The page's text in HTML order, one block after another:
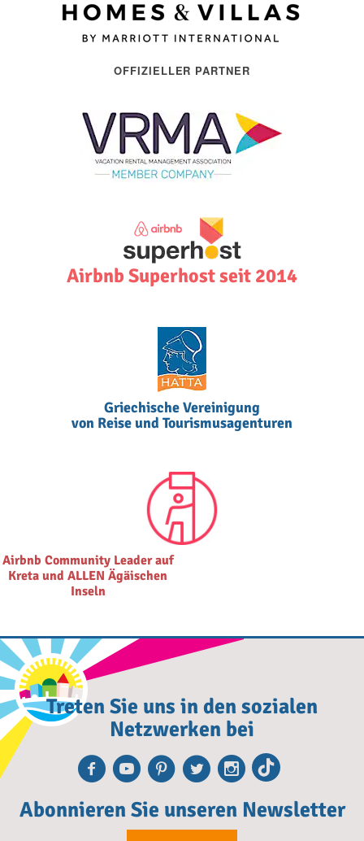
OFFIZIELLER PARTNER
Airbnb Superhost seit 2014
Griechische Vereinigung
von Reise und Tourismusagenturen
Airbnb Community Leader auf
Kreta und ALLEN Ägäischen
Inseln
Treten Sie uns in den sozialen
Netzwerken bei
Facebook
Youtube
Pinterest
TwitterTikTok
Abonnieren Sie unseren Newsletter